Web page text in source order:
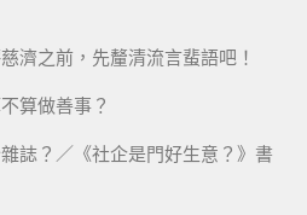
濟之前，先釐清流言蜚語吧！
算做善事？
誌？／《社企是門好生意？》書